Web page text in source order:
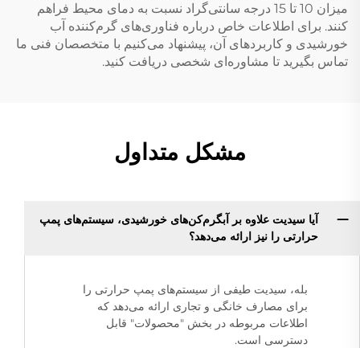
میزان 10 تا 15 درجه سانتی‌گراد نسبت به دمای محیط فراهم
کنند. برای اطلاعات خاص درباره فناوری‌های گرم‌کننده آب
خورشیدی و کاربردهای آن، پیشنهاد می‌کنیم با متخصصان فنی ما
تماس بگیرید تا مشاوره‌ای شخصی دریافت کنید.
مشکل متداول
آیا سیدیت علاوه بر آبگرم‌کن‌های خورشیدی، سیستم‌های پمپ
حرارتی را نیز ارائه می‌دهد؟
بله، سیدیت طیفی از سیستم‌های پمپ حرارتی را
برای مصارف خانگی و تجاری ارائه می‌دهد که
اطلاعات مربوطه در بخش "محصولات" قابل
دسترسی است.